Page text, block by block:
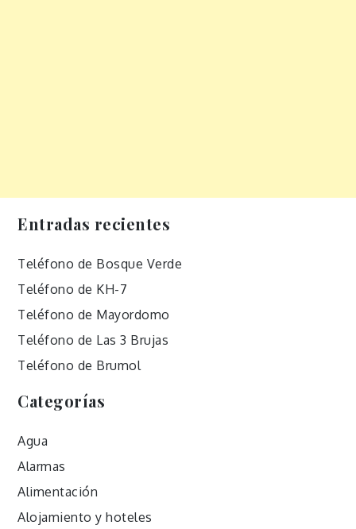
Entradas recientes
Teléfono de Bosque Verde
Teléfono de KH-7
Teléfono de Mayordomo
Teléfono de Las 3 Brujas
Teléfono de Brumol
Categorías
Agua
Alarmas
Alimentación
Alojamiento y hoteles